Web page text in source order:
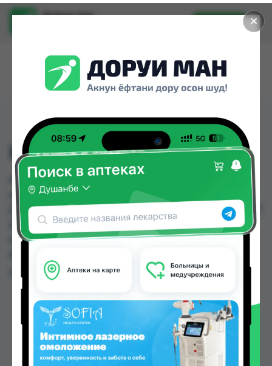
✕
Доруи ман
Установить
KNEE SUPPORT 8007
KNEE SUPPORT 8007 можно купить или
заказать в аптеках, Авиценна, Аптека Нур (Nur),
Дору Фарм №20, Дору Фарм №6, Дору фарм №7,
Дорухонаи Мадад (Буратино), Дусти Фарма по
цене от 10.00 TJS до 50.00 TJS в Душанбе и
Цена: от10.00 TJS